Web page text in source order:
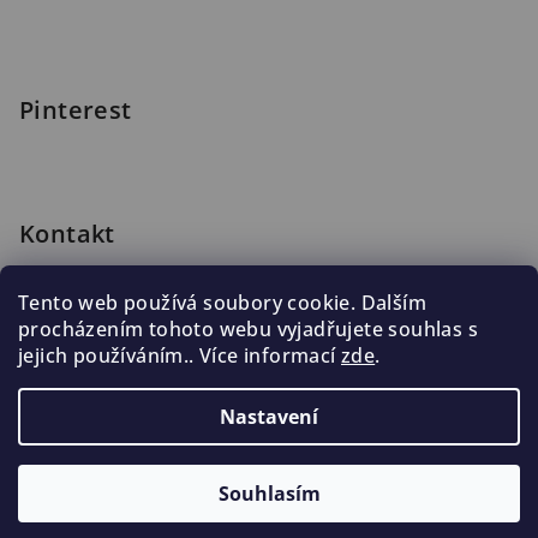
Tento web používá soubory cookie. Dalším
procházením tohoto webu vyjadřujete souhlas s
jejich používáním.. Více informacízde.
Nastavení
Souhlasím
Pinterest
Kontakt
222 316 990
776 019 998, 602 537 625
Copyright 2026Blomus.cz. Všechna práva vyhrazena.
Vytvořil Shoptet